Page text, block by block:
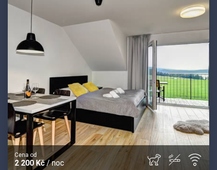
Cena od
2 200 Kč/ noc